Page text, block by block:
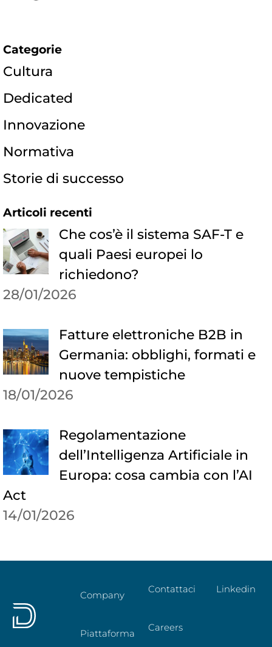
Categorie
Cultura
Dedicated
Innovazione
Normativa
Storie di successo
Articoli recenti
Che cos’è il sistema SAF-T e
quali Paesi europei lo
richiedono?
28/01/2026
Fatture elettroniche B2B in
Germania: obblighi, formati e
nuove tempistiche
18/01/2026
Regolamentazione
dell’Intelligenza Artificiale in
Europa: cosa cambia con l’AI
Act
14/01/2026
Company
Piattaforma
Contattaci
Careers
Linkedin